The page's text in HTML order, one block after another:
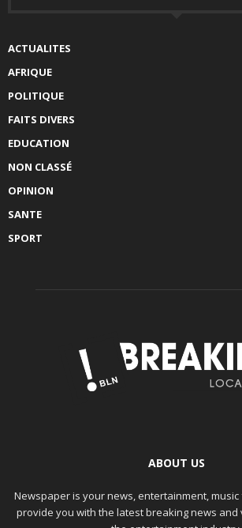
ACTUALITES
AFRIQUE
POLITIQUE
FAITS DIVERS
EDUCATION
NON CLASSÉ
OPINION
SANTE
SPORT
ABOUT US
Newspaper is your news, entertainment,
provide you with the latest breaking news and